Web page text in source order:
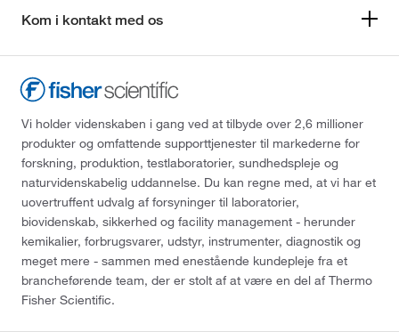
Kom i kontakt med os
Vi holder videnskaben i gang ved at tilbyde over 2,6 millioner
produkter og omfattende supporttjenester til markederne for
forskning, produktion, testlaboratorier, sundhedspleje og
naturvidenskabelig uddannelse. Du kan regne med, at vi har et
uovertruffent udvalg af forsyninger til laboratorier,
biovidenskab, sikkerhed og facility management - herunder
kemikalier, forbrugsvarer, udstyr, instrumenter, diagnostik og
meget mere - sammen med enestående kundepleje fra et
brancheførende team, der er stolt af at være en del af Thermo
Fisher Scientific.